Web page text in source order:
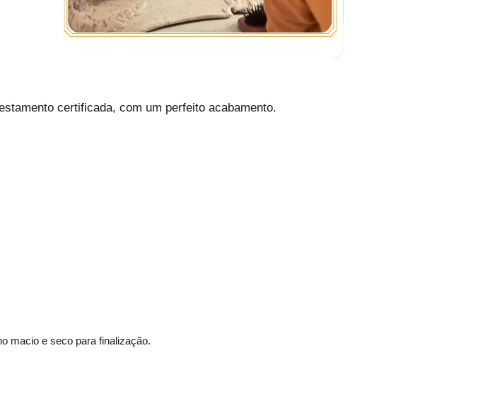
certificada, com um perfeito acabamento.
macio e seco para finalização.